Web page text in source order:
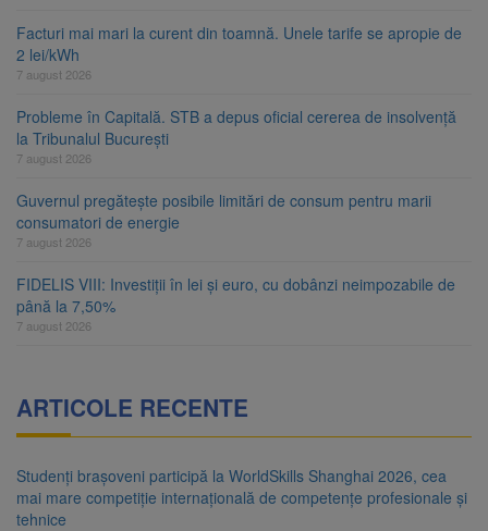
Facturi mai mari la curent din toamnă. Unele tarife se apropie de
2 lei/kWh
7 august 2026
Probleme în Capitală. STB a depus oficial cererea de insolvență
la Tribunalul București
7 august 2026
Guvernul pregătește posibile limitări de consum pentru marii
consumatori de energie
7 august 2026
FIDELIS VIII: Investiții în lei și euro, cu dobânzi neimpozabile de
până la 7,50%
7 august 2026
ARTICOLE RECENTE
Studenți brașoveni participă la WorldSkills Shanghai 2026, cea
mai mare competiție internațională de competențe profesionale și
tehnice